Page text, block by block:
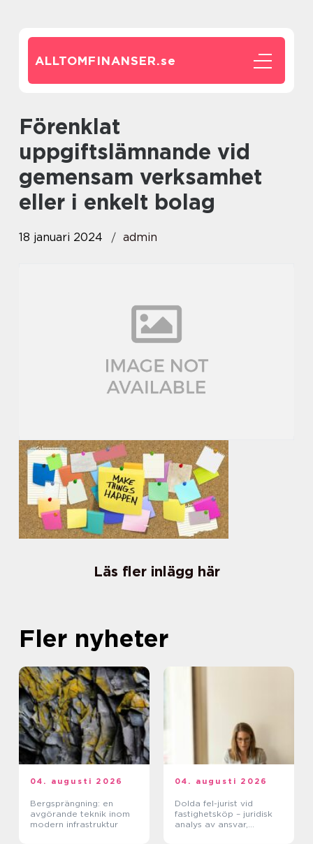
ALLTOMFINANSER.se
förenklat
uppgiftslämnande vid
gemensam verksamhet
eller i enkelt bolag
18 januari 2024 admin
Läs fler inlägg här
Fler nyheter
04. augusti 2026
Bergsprängning: en
avgörande teknik inom
modern infrastruktur
04. augusti 2026
Dolda fel-jurist vid
fastighetsköp – juridisk
analys av ansvar,